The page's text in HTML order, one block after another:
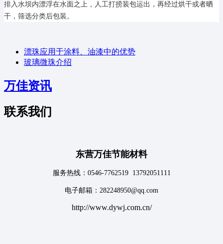
排入水坝内漂浮在水面之上，人工打捞装包运出，再经过烘干或者晒
干，筛选分类后包装。
漂珠应用于涂料、油漆中的优势
玻璃微珠介绍
万佳资讯
联系我们
东营万佳节能材料
服务热线：0546-7762519 13792051111
电子邮箱：282248950@qq.com
http://www.dywj.com.cn/